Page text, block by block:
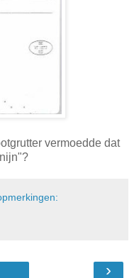
vermoedde dat
›